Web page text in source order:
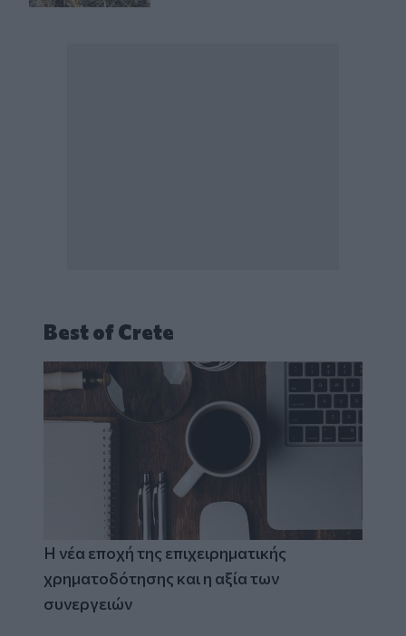
Best of Crete
Η νέα εποχή της επιχειρηματικής
χρηματοδότησης και η αξία των
συνεργειών